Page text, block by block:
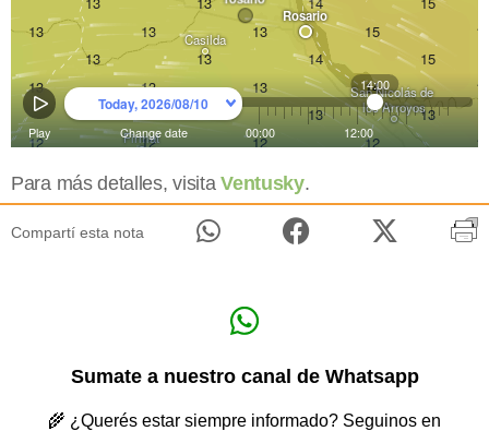
Para más detalles, visitaVentusky.
Compartí esta nota
Sumate a nuestro canal de Whatsapp
🌾 ¿Querés estar siempre informado? Seguinos en